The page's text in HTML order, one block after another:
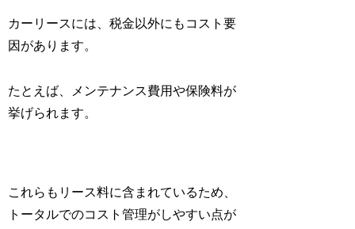
カーリースには、税金以外にもコスト要
因があります。
たとえば、メンテナンス費用や保険料が
挙げられます。
これらもリース料に含まれているため、
トータルでのコスト管理がしやすい点が